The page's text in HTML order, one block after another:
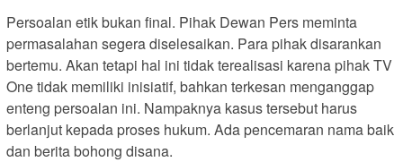
Persoalan etik bukan final. Pihak Dewan Pers meminta
permasalahan segera diselesaikan. Para pihak disarankan
bertemu. Akan tetapi hal ini tidak terealisasi karena pihak TV
One tidak memiliki inisiatif, bahkan terkesan menganggap
enteng persoalan ini. Nampaknya kasus tersebut harus
berlanjut kepada proses hukum. Ada pencemaran nama baik
dan berita bohong disana.